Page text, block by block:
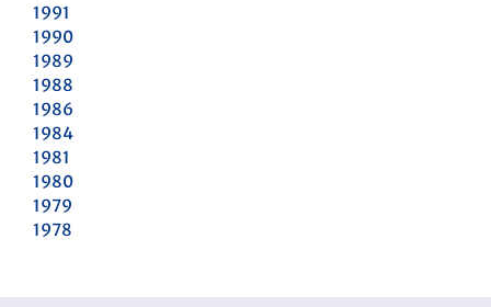
1991
1990
1989
1988
1986
1984
1981
1980
1979
1978